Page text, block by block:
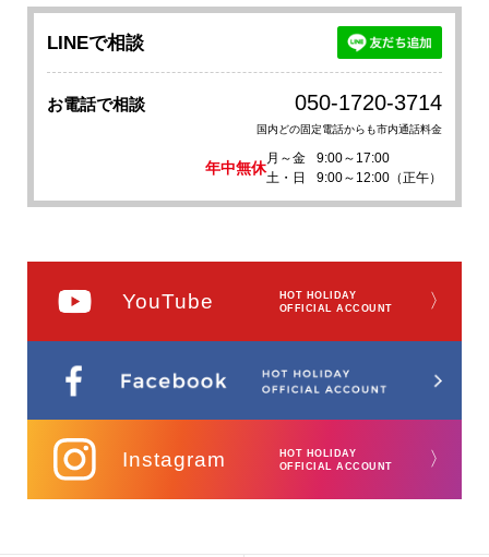
LINEで相談
お電話で相談 050-1720-3714
国内どの固定電話からも市内通話料金
年中無休
月～金
9:00～17:00
土・日
9:00～12:00（正午）
YouTube
HOT HOLIDAY
OFFICIAL ACCOUNT
〉
Instagram
HOT HOLIDAY
OFFICIAL ACCOUNT
〉